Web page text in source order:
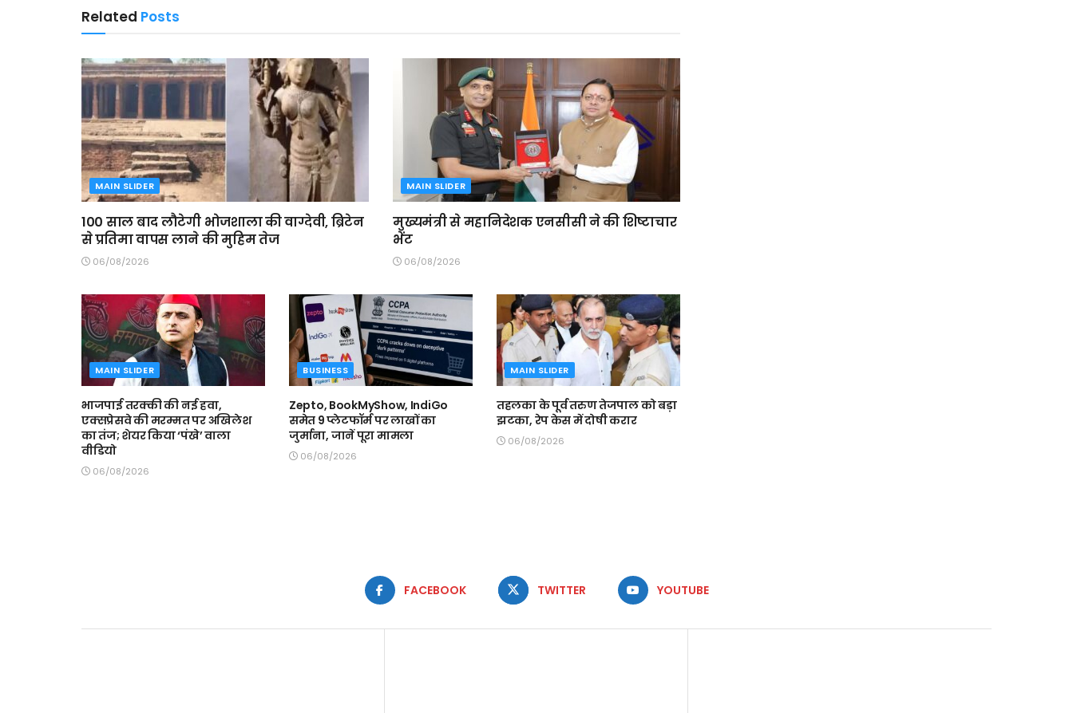
Related Posts
MAIN SLIDER
100 साल बाद लौटेगी भोजशाला की वाग्देवी, ब्रिटेन
से प्रतिमा वापस लाने की मुहिम तेज
06/08/2026
MAIN SLIDER
मुख्यमंत्री से महानिदेशक एनसीसी ने की शिष्टाचार
भेंट
06/08/2026
MAIN SLIDER
भाजपाई तरक्की की नई हवा,
एक्सप्रेसवे की मरम्मत पर अखिलेश
का तंज; शेयर किया ‘पंखे’ वाला
वीडियो
06/08/2026
BUSINESS
Zepto, BookMyShow, IndiGo
समेत 9 प्लेटफॉर्म पर लाखों का
जुर्माना, जानें पूरा मामला
06/08/2026
MAIN SLIDER
तहलका के पूर्व तरुण तेजपाल को बड़ा
झटका, रेप केस में दोषी करार
06/08/2026
FACEBOOK TWITTER YOUTUBE